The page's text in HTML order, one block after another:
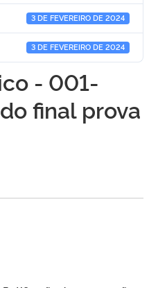
3 DE FEVEREIRO DE 2024
3 DE FEVEREIRO DE 2024
- 001-
final prova